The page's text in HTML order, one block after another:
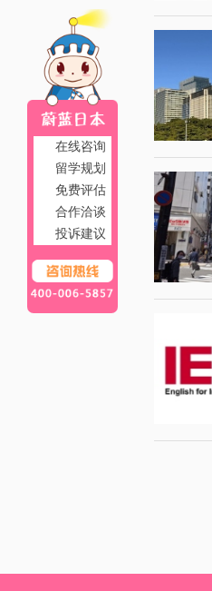
在线咨询
留学规划
免费评估
合作洽谈
投诉建议